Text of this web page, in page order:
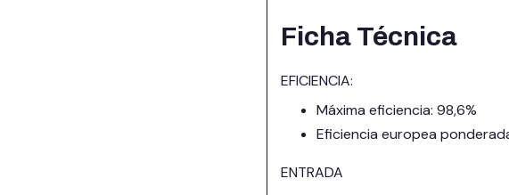
Ficha Técnica
EFICIENCIA:
Máxima eficiencia: 98,6%
Eficiencia europea
ENTRADA